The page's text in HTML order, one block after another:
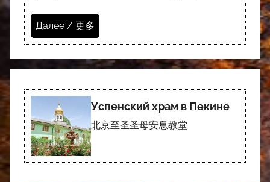
Далее / 更多
Успенский храм в Пекине
北京至圣圣母安息教堂